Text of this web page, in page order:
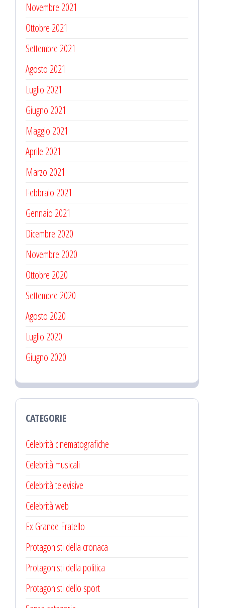
Novembre 2021
Ottobre 2021
Settembre 2021
Agosto 2021
Luglio 2021
Giugno 2021
Maggio 2021
Aprile 2021
Marzo 2021
Febbraio 2021
Gennaio 2021
Dicembre 2020
Novembre 2020
Ottobre 2020
Settembre 2020
Agosto 2020
Luglio 2020
Giugno 2020
CATEGORIE
Celebrità cinematografiche
Celebrità musicali
Celebrità televisive
Celebrità web
Ex Grande Fratello
Protagonisti della cronaca
Protagonisti della politica
Protagonisti dello sport